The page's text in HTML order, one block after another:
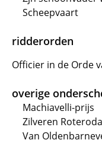
Scheepvaart
ridderorden
Officier in de Orde
overige
Machiavelli-prijs
Zilveren
Van